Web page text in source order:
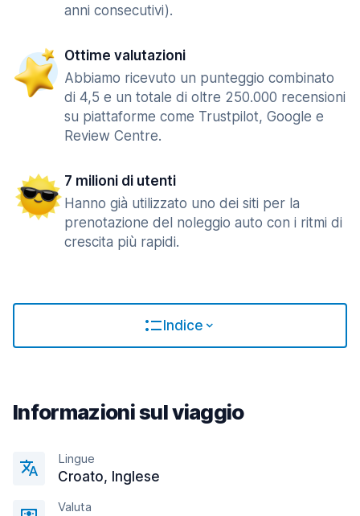
anni consecutivi).
Ottime valutazioni
Abbiamo ricevuto un punteggio combinato
di 4,5 e un totale di oltre 250.000 recensioni
su piattaforme come Trustpilot, Google e
Review Centre.
7 milioni di utenti
Hanno già utilizzato uno dei siti per la
prenotazione del noleggio auto con i ritmi di
crescita più rapidi.
Indice
Informazioni sul viaggio
Lingue
Croato, Inglese
Valuta